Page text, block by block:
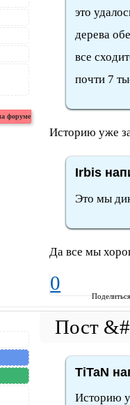
это
дерева
все
почти 7
Историю уже
Irbis
Это мы
Да все мы
0
TiTaN
Историю